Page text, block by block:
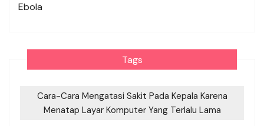
Ebola
Tags
Cara-Cara Mengatasi Sakit Pada Kepala Karena
Menatap Layar Komputer Yang Terlalu Lama